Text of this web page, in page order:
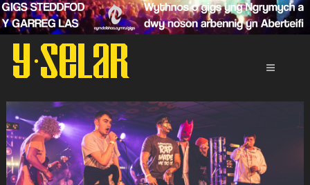
Neidio
i'r
cynnwys